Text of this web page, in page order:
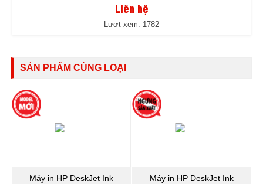
Liên hệ
Lượt xem: 1782
SẢN PHẨM CÙNG LOẠI
Máy in HP DeskJet Ink
Máy in HP DeskJet Ink